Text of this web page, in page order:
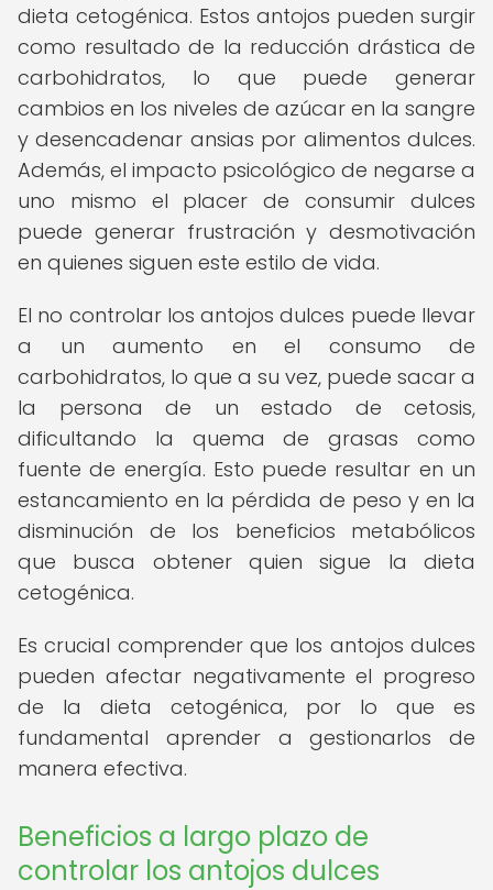
dieta cetogénica. Estos antojos pueden surgir
como resultado de la reducción drástica de
carbohidratos, lo que puede generar
cambios en los niveles de azúcar en la sangre
y desencadenar ansias por alimentos dulces.
Además, el impacto psicológico de negarse a
uno mismo el placer de consumir dulces
puede generar frustración y desmotivación
en quienes siguen este estilo de vida.
El no controlar los antojos dulces puede llevar
a un aumento en el consumo de
carbohidratos, lo que a su vez, puede sacar a
la persona de un estado de cetosis,
dificultando la quema de grasas como
fuente de energía. Esto puede resultar en un
estancamiento en la pérdida de peso y en la
disminución de los beneficios metabólicos
que busca obtener quien sigue la dieta
cetogénica.
Es crucial comprender que los antojos dulces
pueden afectar negativamente el progreso
de la dieta cetogénica, por lo que es
fundamental aprender a gestionarlos de
manera efectiva.
Beneficios a largo plazo de
controlar los antojos dulces